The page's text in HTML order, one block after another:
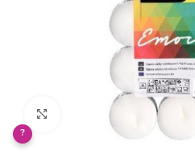
Klikněte pro zvětšení
?